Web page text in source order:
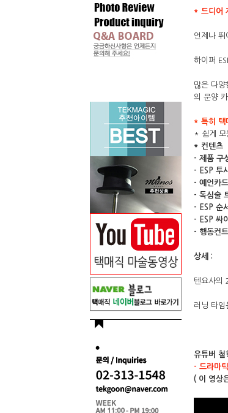
* 드디어
언제나
하이퍼
많은 다양
의 문양
* 특히 택
* 쉽게 모
* 컨텐츠
- 제품 구
- ESP 투시
- 예언카
- 독심술
- ESP 순
- ESP 싸
- 행동컨
상세 :
텐요사의
러닝 타임
유튜버 철
- 드라마
( 이 영상